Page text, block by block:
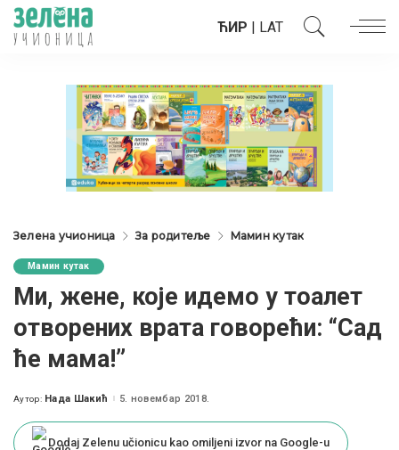
ЋИР | LAT
Зелена учионица За родитеље Мамин кутак
Мамин кутак
Ми, жене, које идемо у тоалет
отворених врата говорећи: “Сад
ће мама!”
Posted
Аутор: Нада Шакић 5. новембар 2018.
Dodaj Zelenu učionicu kao omiljeni izvor na Google-u